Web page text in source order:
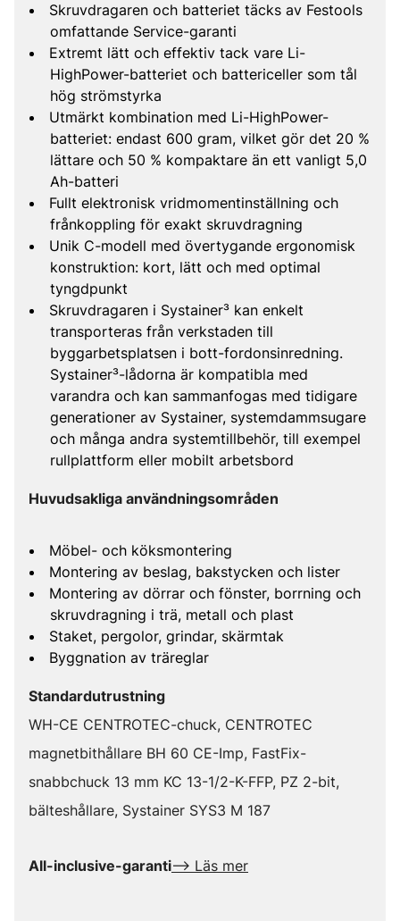
Skruvdragaren och batteriet täcks av Festools
omfattande Service-garanti
Extremt lätt och effektiv tack vare Li-
HighPower-batteriet och battericeller som tål
hög strömstyrka
Utmärkt kombination med Li-HighPower-
batteriet: endast 600 gram, vilket gör det 20 %
lättare och 50 % kompaktare än ett vanligt 5,0
Ah-batteri
Fullt elektronisk vridmomentinställning och
frånkoppling för exakt skruvdragning
Unik C-modell med övertygande ergonomisk
konstruktion: kort, lätt och med optimal
tyngdpunkt
Skruvdragaren i Systainer³ kan enkelt
transporteras från verkstaden till
byggarbetsplatsen i bott-fordonsinredning.
Systainer³-lådorna är kompatibla med
varandra och kan sammanfogas med tidigare
generationer av Systainer, systemdammsugare
och många andra systemtillbehör, till exempel
rullplattform eller mobilt arbetsbord
Huvudsakliga användningsområden
Möbel- och köksmontering
Montering av beslag, bakstycken och lister
Montering av dörrar och fönster, borrning och
skruvdragning i trä, metall och plast
Staket, pergolor, grindar, skärmtak
Byggnation av träreglar
Standardutrustning
WH-CE CENTROTEC-chuck, CENTROTEC
magnetbithållare BH 60 CE-Imp, FastFix-
snabbchuck 13 mm KC 13-1/2-K-FFP, PZ 2-bit,
bälteshållare, Systainer SYS3 M 187
All-inclusive-garanti--> Läs mer